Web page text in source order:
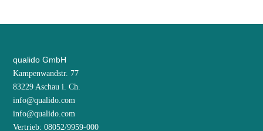
qualido GmbH
Kampenwandstr. 77
83229 Aschau i. Ch.
info@qualido.com
info@qualido.com
Vertrieb: 08052/9959-000